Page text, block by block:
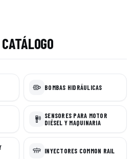
BOMBAS HIDRÁULICAS
SENSORES PARA MOTOR
DIÉSEL Y MAQUINARIA
INYECTORES COMMON RAIL